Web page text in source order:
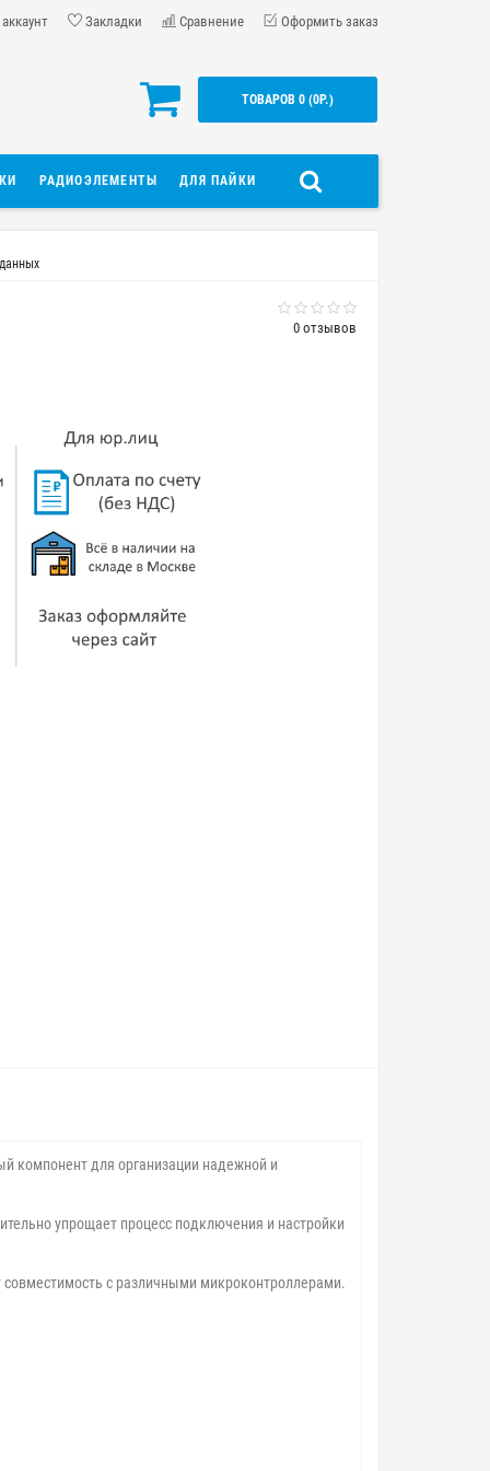
Закладки Сравнение Оформить заказ
ТОВАРОВ 0 (0Р.)
РАДИОЭЛЕМЕНТЫ ДЛЯ ПАЙКИ
0 отзывов
компонент для организации надежной и
упрощает процесс подключения и настройки
с различными микроконтроллерами.